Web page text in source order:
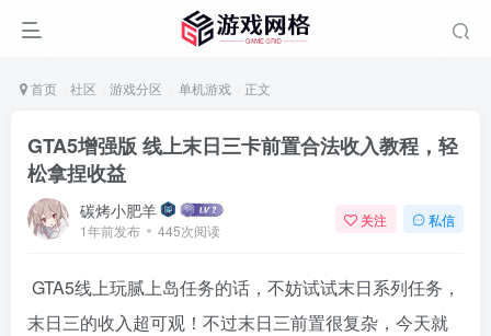
首页 社区 游戏分区 单机游戏 正文
GTA5增强版 线上末日三卡前置合法收入教程，轻
松拿捏收益
碳烤小肥羊
1年前发布 445次阅读
关注 私信
GTA5线上玩腻上岛任务的话，不妨试试末日系列任务，
末日三的收入超可观！不过末日三前置很复杂，今天就